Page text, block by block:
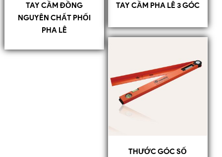
TAY CẦM ĐỒNG
NGUYÊN CHẤT PHỐI
PHA LÊ
TAY CẦM PHA LÊ 3 GÓC
THƯỚC GÓC SỐ